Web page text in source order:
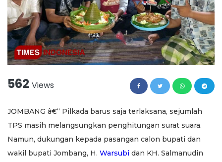
562 Views
JOMBANG â€“ Pilkada barus saja terlaksana, sejumlah
TPS masih melangsungkan penghitungan surat suara.
Namun, dukungan kepada pasangan calon bupati dan
wakil bupati Jombang, H. Warsubi dan KH. Salmanudin